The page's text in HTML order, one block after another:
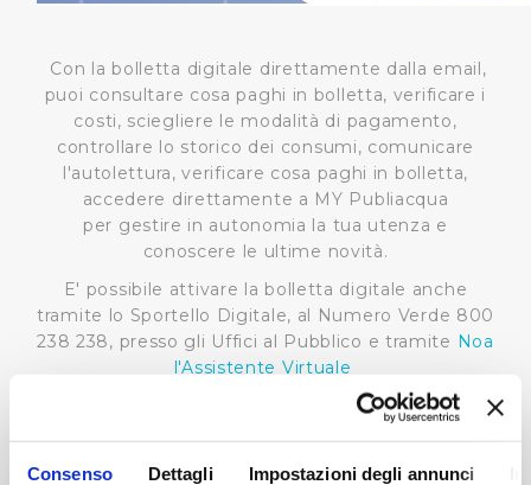
Consenso Dettagli Impostazioni degli annunci
Con la bolletta digitale direttamente dalla email,
puoi consultare cosa paghi in bolletta, verificare i
costi, sciegliere le modalità di pagamento,
controllare lo storico dei consumi, comunicare
l'autolettura, verificare cosa paghi in bolletta,
accedere direttamente a MY Publiacqua
per gestire in autonomia la tua utenza e
conoscere le ultime novità.
E' possibile attivare la bolletta digitale anche
tramite lo Sportello Digitale, al Numero Verde 800
238 238, presso gli Uffici al Pubblico e tramite Noa
l'Assistente Virtuale